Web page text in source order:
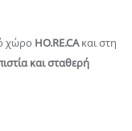
χώρο HO.RE.CAκαι στη
και σταθερή